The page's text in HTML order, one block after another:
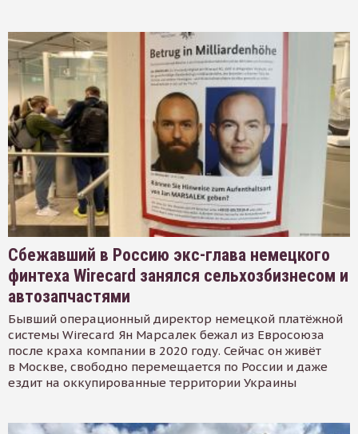
Сбежавший в Россию экс-глава немецкого
финтеха Wirecard занялся сельхозбизнесом и
автозапчастями
Бывший операционный директор немецкой платёжной
системы Wirecard Ян Марсалек бежал из Евросоюза
после краха компании в 2020 году. Сейчас он живёт
в Москве, свободно перемещается по России и даже
ездит на оккупированные территории Украины